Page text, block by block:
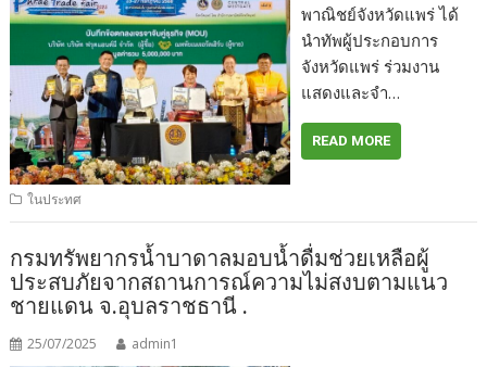
พาณิชย์จังหวัดแพร่ ได้
นำทัพผู้ประกอบการ
จังหวัดแพร่ ร่วมงาน
แสดงและจำ…
READ MORE
ในประทศ
กรมทรัพยากรน้ำบาดาลมอบน้ำดื่มช่วยเหลือผู้
ประสบภัยจากสถานการณ์ความไม่สงบตามแนว
ชายแดน จ.อุบลราชธานี .
25/07/2025 admin1